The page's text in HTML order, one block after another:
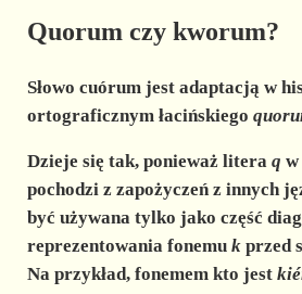
Quorum czy kworum?
Słowo cuórum jest adaptacją w
ortograficznym łacińskiego
Dzieje się tak, ponieważ litera q
pochodzi z zapożyczeń z innych
być używana tylko jako część
reprezentowania fonemu kprzed
Na przykład, fonemem kto jest